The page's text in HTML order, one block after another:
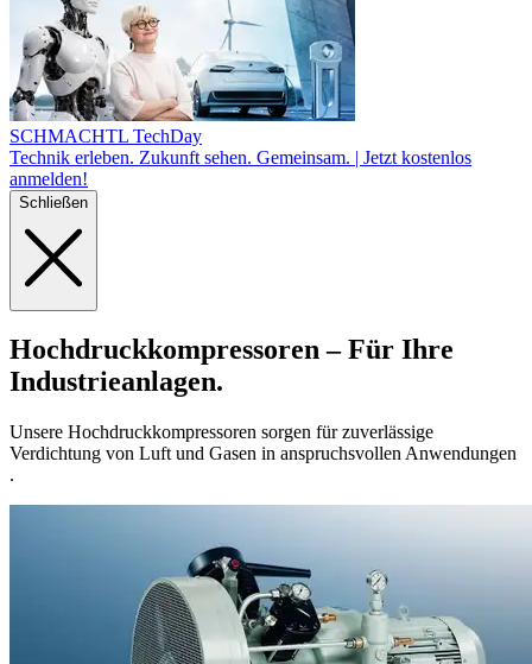
SCHMACHTL TechDay
Technik erleben. Zukunft sehen. Gemeinsam. | Jetzt kostenlos
anmelden!
Schließen
Hochdruckkompressoren– Für Ihre
Industrie­anlagen.
Unsere Hochdruckkompressoren sorgen für zuverlässige
Verdichtung von Luft und Gasen in anspruchsvollen Anwendungen
.